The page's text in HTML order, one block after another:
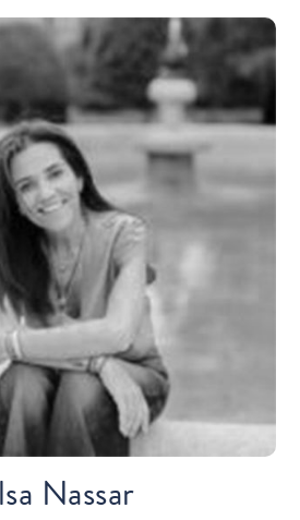
Nassar